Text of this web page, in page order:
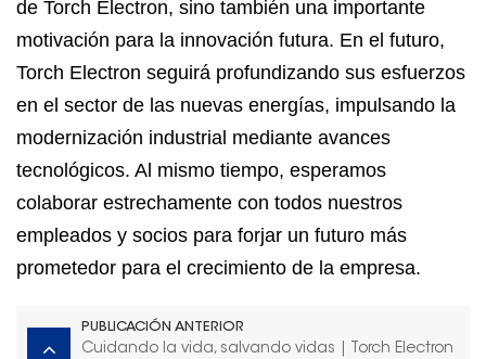
de Torch Electron, sino también una importante
motivación para la innovación futura. En el futuro,
Torch Electron seguirá profundizando sus esfuerzos
en el sector de las nuevas energías, impulsando la
modernización industrial mediante avances
tecnológicos. Al mismo tiempo, esperamos
colaborar estrechamente con todos nuestros
empleados y socios para forjar un futuro más
prometedor para el crecimiento de la empresa.
PUBLICACIÓN ANTERIOR
Cuidando la vida, salvando vidas | Torch Electron